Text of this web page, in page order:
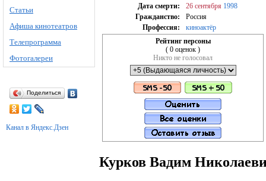
Статьи
Афиша кинотеатров
Телепрограмма
Фотогалереи
Поделиться
Канал в Яндекс.Дзен
Дата смерти:
26 сентября 1998
Гражданство:
Россия
Профессия:
киноактёр
Рейтинг персоны
( 0 оценок )
Никто не голосовал
Курков Вадим